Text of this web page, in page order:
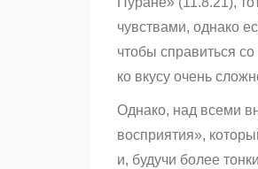
чувствами, однако
чтобы справиться
ко вкусу очень
Однако, над всеми
восприятия»,
и, будучи более